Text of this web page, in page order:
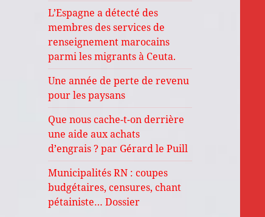
L’Espagne a détecté des
membres des services de
renseignement marocains
parmi les migrants à Ceuta.
Une année de perte de revenu
pour les paysans
Que nous cache-t-on derrière
une aide aux achats
d’engrais ? par Gérard le Puill
Municipalités RN : coupes
budgétaires, censures, chant
pétainiste… Dossier